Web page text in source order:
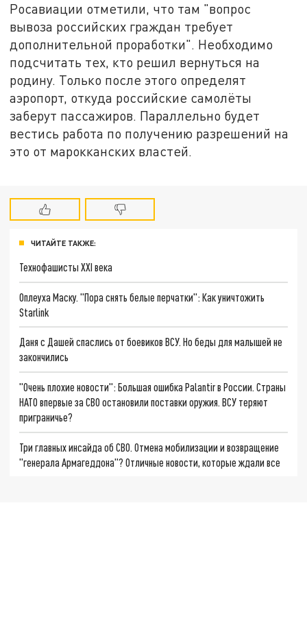
Росавиации отметили, что там "вопрос
вывоза российских граждан требует
дополнительной проработки". Необходимо
подсчитать тех, кто решил вернуться на
родину. Только после этого определят
аэропорт, откуда российские самолёты
заберут пассажиров. Параллельно будет
вестись работа по получению разрешений на
это от марокканских властей.
ЧИТАЙТЕ ТАКЖЕ:
Технофашисты XXI века
Оплеуха Маску. "Пора снять белые перчатки": Как уничтожить
Starlink
Даня с Дашей спаслись от боевиков ВСУ. Но беды для малышей не
закончились
"Очень плохие новости": Большая ошибка Palantir в России. Страны
НАТО впервые за СВО остановили поставки оружия. ВСУ теряют
приграничье?
Три главных инсайда об СВО. Отмена мобилизации и возвращение
"генерала Армагеддона"? Отличные новости, которые ждали все